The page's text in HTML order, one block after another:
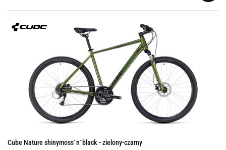
Cube Nature shinymoss´n´black - zielony-czarny